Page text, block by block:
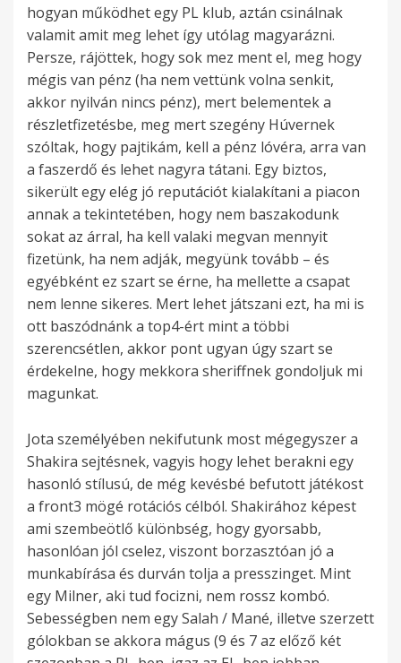
hogyan működhet egy PL klub, aztán csinálnak
valamit amit meg lehet így utólag magyarázni.
Persze, rájöttek, hogy sok mez ment el, meg hogy
mégis van pénz (ha nem vettünk volna senkit,
akkor nyilván nincs pénz), mert belementek a
részletfizetésbe, meg mert szegény Húvernek
szóltak, hogy pajtikám, kell a pénz lóvéra, arra van
a faszerdő és lehet nagyra tátani. Egy biztos,
sikerült egy elég jó reputációt kialakítani a piacon
annak a tekintetében, hogy nem baszakodunk
sokat az árral, ha kell valaki megvan mennyit
fizetünk, ha nem adják, megyünk tovább – és
egyébként ez szart se érne, ha mellette a csapat
nem lenne sikeres. Mert lehet játszani ezt, ha mi is
ott baszódnánk a top4-ért mint a többi
szerencsétlen, akkor pont ugyan úgy szart se
érdekelne, hogy mekkora sheriffnek gondoljuk mi
magunkat.
Jota személyében nekifutunk most mégegyszer a
Shakira sejtésnek, vagyis hogy lehet berakni egy
hasonló stílusú, de még kevésbé befutott játékost
a front3 mögé rotációs célból. Shakirához képest
ami szembeötlő különbség, hogy gyorsabb,
hasonlóan jól cselez, viszont borzasztóan jó a
munkabírása és durván tolja a presszinget. Mint
egy Milner, aki tud focizni, nem rossz kombó.
Sebességben nem egy Salah / Mané, illetve szerzett
gólokban se akkora mágus (9 és 7 az előző két